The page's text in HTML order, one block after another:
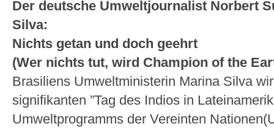
Der deutsche Umweltjournalist Norbert
Silva:
Nichts getan und doch geehrt
(Wer nichts tut, wird Champion of the
Brasiliens Umweltministerin Marina Silva
signifikanten ”Tag des Indios in
Umweltprogramms der Vereinten